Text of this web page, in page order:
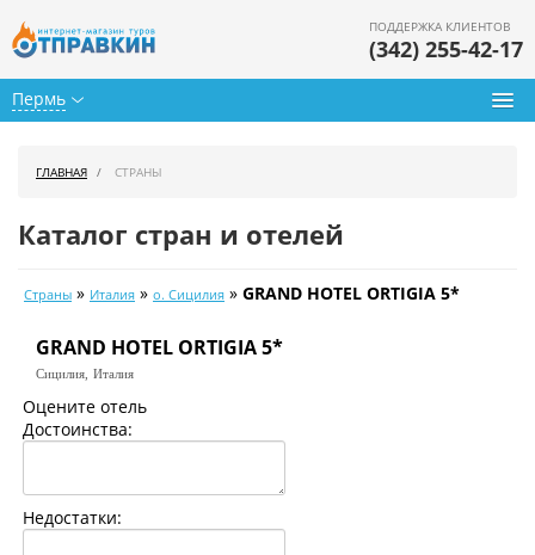
Пермь
ПОДДЕРЖКА КЛИЕНТОВ
(342) 255-42-17
Календарь туров
Цены дня
Страны
ГЛАВНАЯ СТРАНЫ
Каталог стран и отелей
Страны » Италия » о. Сицилия » GRAND HOTEL ORTIGIA 5*
GRAND HOTEL ORTIGIA 5*
Сицилия, Италия
Оцените отель
Достоинства:
Недостатки: